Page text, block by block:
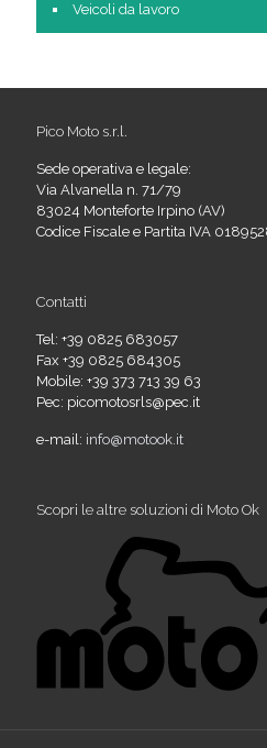
Veicoli da lavoro
Pico Moto s.r.l.
Sede operativa e legale:
Via Alvanella n. 71/79
83024 Monteforte Irpino (AV)
Codice Fiscale e Partita IVA
Contatti
Tel: +39 0825 683057
Fax +39 0825 684305
Mobile: +39 373 713 39 63
Pec: picomotosrls@pec.it
e-mail: info@motook.it
Scopri le altre soluzioni di Moto Ok